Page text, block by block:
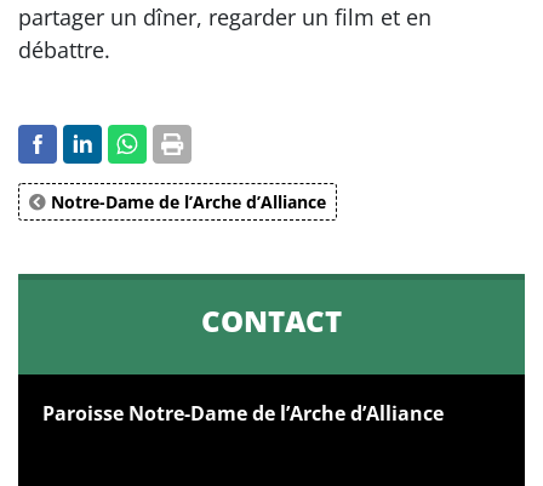
partager un dîner, regarder un film et en
débattre.
Notre-Dame de l’Arche d’Alliance
CONTACT
Paroisse Notre-Dame de l’Arche d’Alliance